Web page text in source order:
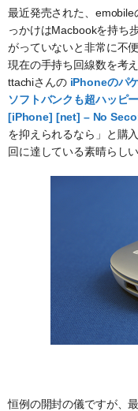
最近発売された、emobile
っかけはMacbookを持ち
がっていないと非常に不
現在の手持ち回線数を考
ttachiさんの iPhoneのパ
ソフトバンクも超ハッピ
[iPhone] [net] – No
を抑えられるなら」と購
回に達している素晴らし
恒例の開封の儀ですが、